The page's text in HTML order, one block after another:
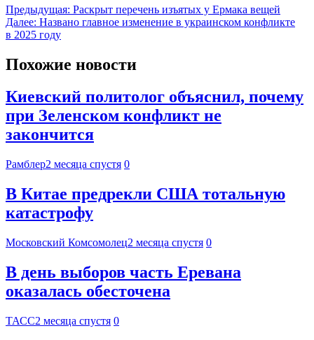
Предыдущая: Раскрыт перечень изъятых у Ермака вещей
Далее: Названо главное изменение в украинском конфликте
в 2025 году
Похожие новости
Киевский политолог объяснил, почему
при Зеленском конфликт не
закончится
Рамблер2 месяца спустя 0
В Китае предрекли США тотальную
катастрофу
Московский Комсомолец2 месяца спустя 0
В день выборов часть Еревана
оказалась обесточена
ТАСС2 месяца спустя 0